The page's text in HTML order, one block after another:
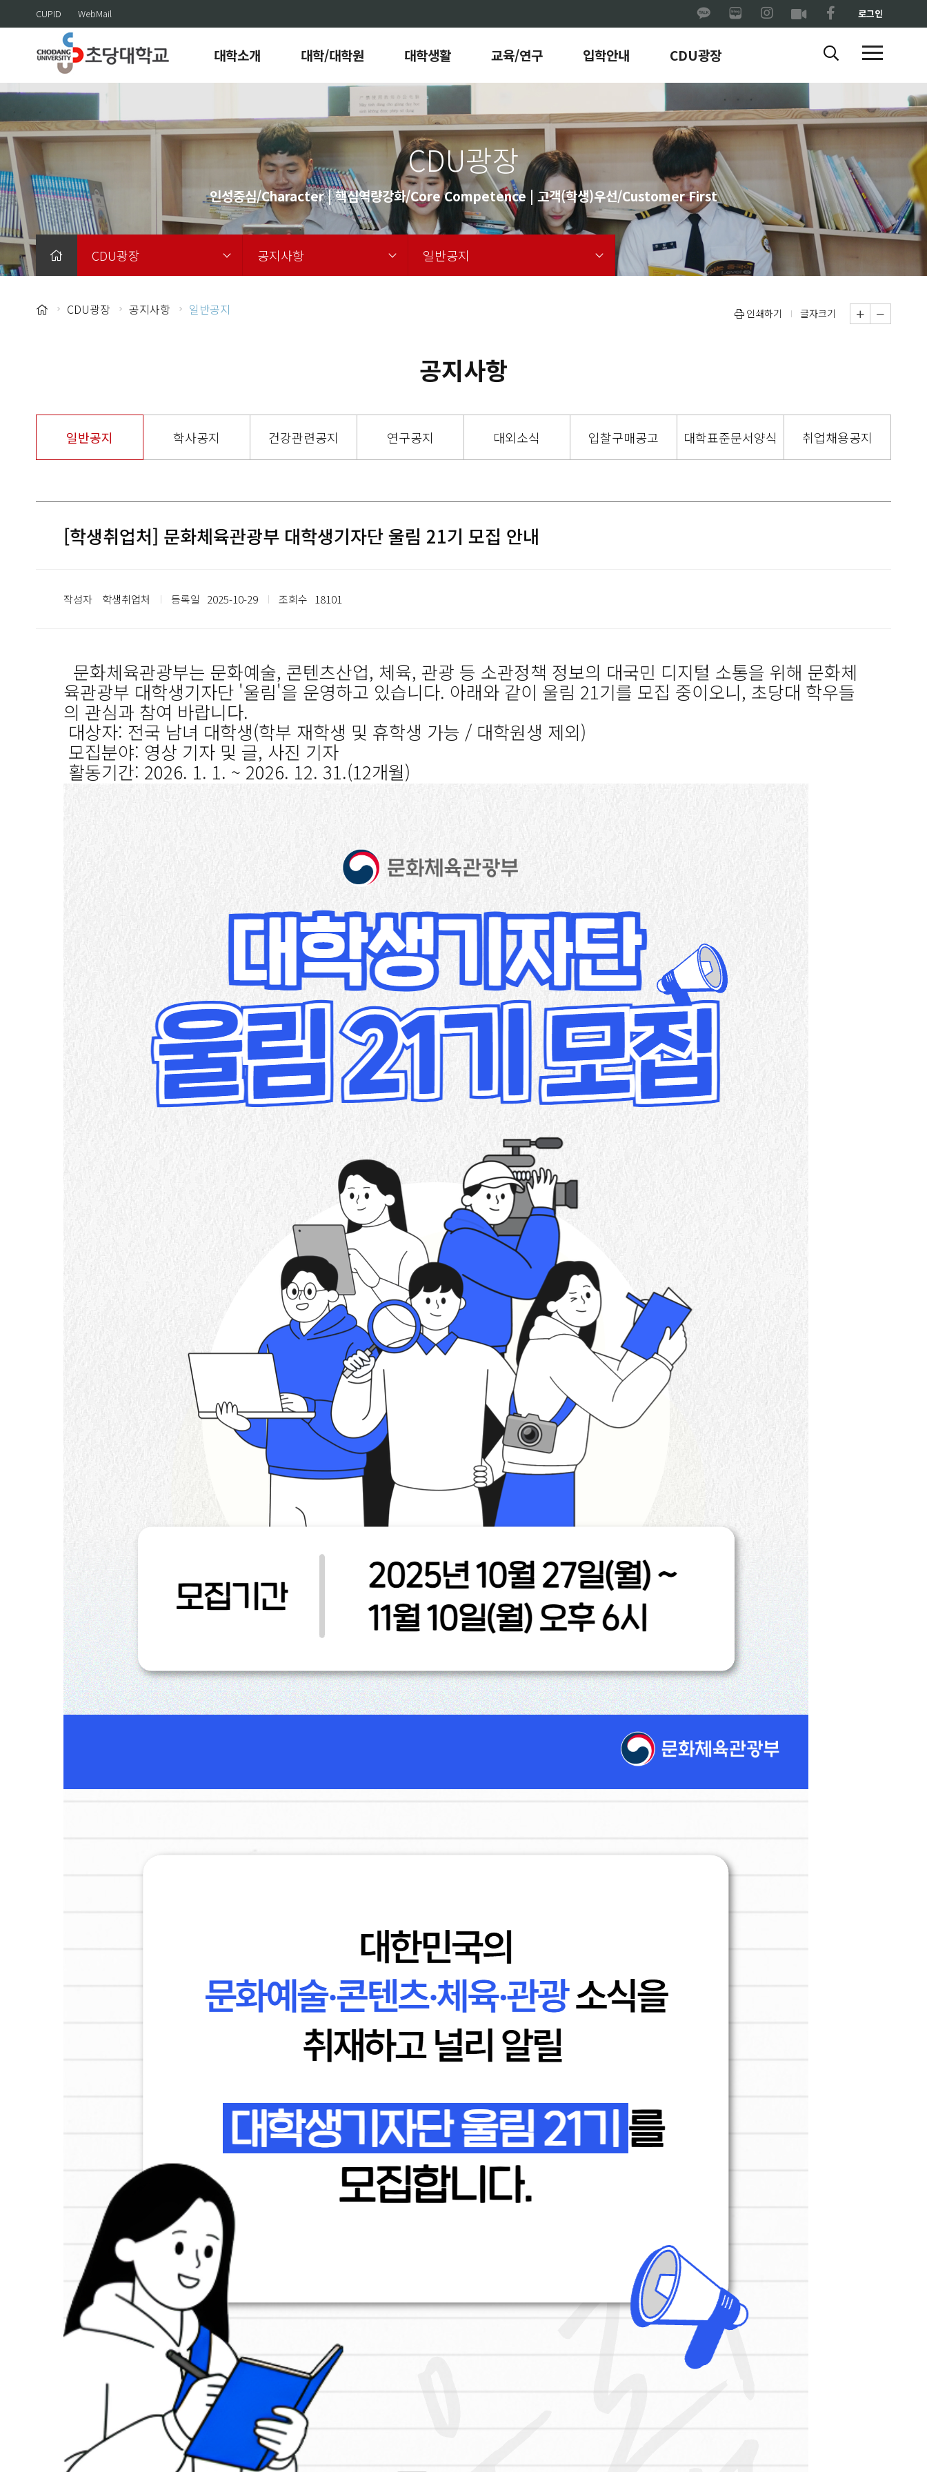
CUPID WebMail 로그인
대학소개 대학/대학원 대학생활 교육/연구 입학안내 CDU광장
CDU광장
인성중심/Character | 핵심역량강화/Core Competence | 고객(학생)우선/Customer First
CDU광장 공지사항 일반공지
CDU광장 공지사항 일반공지 인쇄하기 글자크기
공지사항
일반공지 학사공지 건강관련공지 연구공지 대외소식 입찰구매공고 대학표준문서양식 취업채용공지
[학생취업처] 문화체육관광부 대학생기자단 울림 21기 모집 안내
작성자 학생취업처 등록일 2025-10-29 조회수 18101
문화체육관광부는 문화예술, 콘텐츠산업, 체육, 관광 등 소관정책 정보의 대국민 디지털 소통을 위해 문화체
육관광부 대학생기자단 '울림'을 운영하고 있습니다. 아래와 같이 울림 21기를 모집 중이오니, 초당대 학우들
의 관심과 참여 바랍니다.
대상자: 전국 남녀 대학생(학부 재학생 및 휴학생 가능 / 대학원생 제외)
모집분야: 영상 기자 및 글, 사진 기자
활동기간: 2026. 1. 1. ~ 2026. 12. 31.(12개월)